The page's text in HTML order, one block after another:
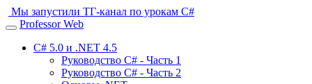
Мы запустили ТГ-канал по урокам C#
Toggle
navigation
Professor Web
C# 5.0 и .NET 4.5
Руководство C# - Часть 1
Руководство C# - Часть 2